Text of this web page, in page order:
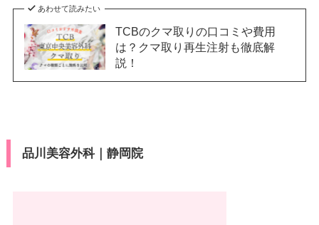
あわせて読みたい
TCBのクマ取りの口コミや費用
は？クマ取り再生注射も徹底解
説！
品川美容外科｜静岡院